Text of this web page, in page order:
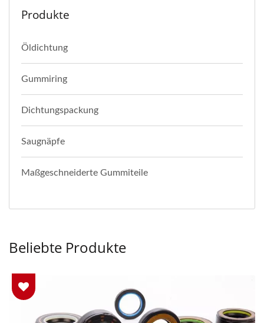
Produkte
Öldichtung
Gummiring
Dichtungspackung
Saugnäpfe
Maßgeschneiderte Gummiteile
Beliebte Produkte